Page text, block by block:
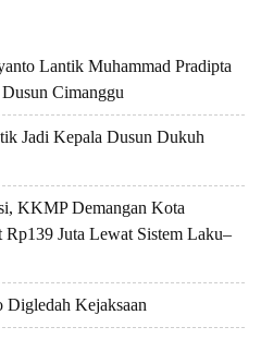
Lantik Muhammad Pradipta
Cimanggu
Jadi Kepala Dusun Dukuh
KKMP Demangan Kota
Juta Lewat Sistem Laku–
Digledah Kejaksaan